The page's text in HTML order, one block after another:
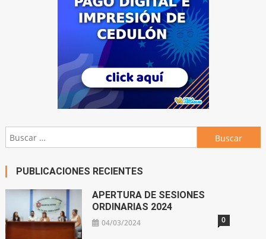
Buscar:
PUBLICACIONES RECIENTES
APERTURA DE SESIONES
ORDINARIAS 2024
04/03/2024 0